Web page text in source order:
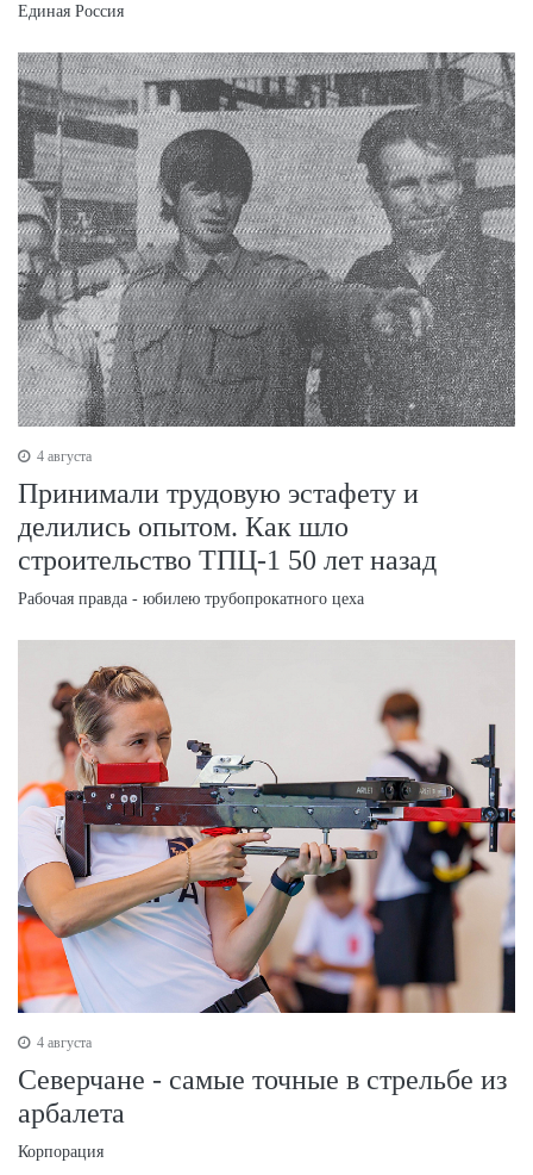
Единая Россия
4 августа
Принимали трудовую эстафету и
делились опытом. Как шло
строительство ТПЦ-1 50 лет назад
Рабочая правда - юбилею трубопрокатного цеха
4 августа
Северчане - самые точные в стрельбе из
арбалета
Корпорация